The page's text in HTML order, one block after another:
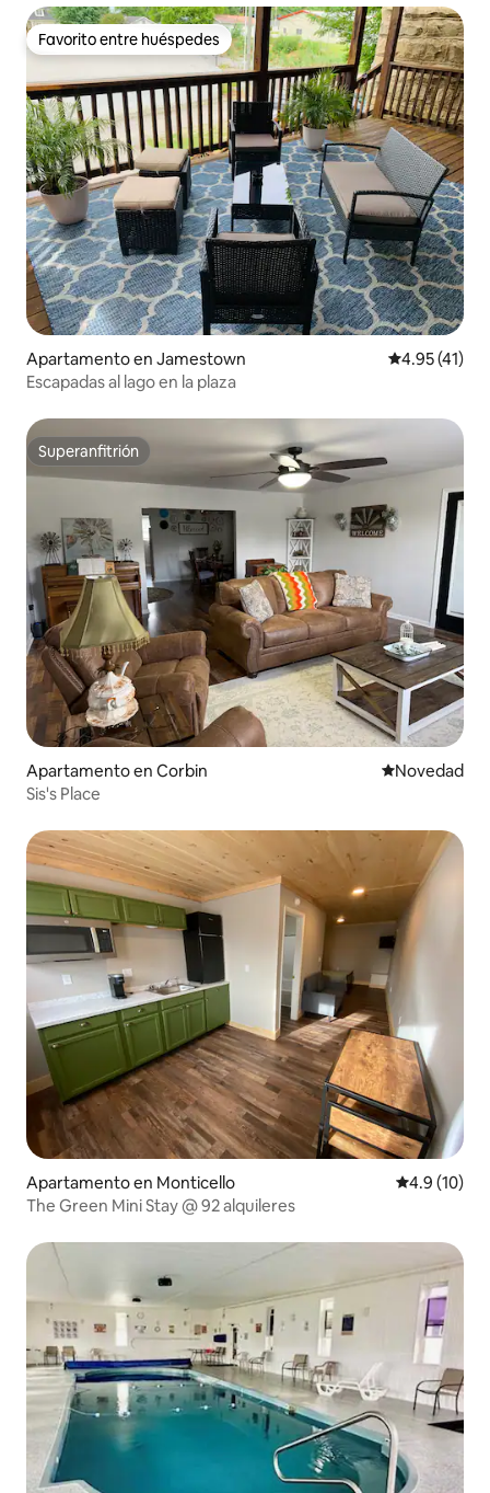
Favorito entre huéspedes
Favorito entre huéspedes
Apartamento en Jamestown Calificación
4.95 (41)
Escapadas al lago en la plaza
Superanfitrión
Superanfitrión
Apartamento en Corbin Lugar para
Novedad
Sis's Place
Apartamento en Monticello Calificación
4.9 (10)
The Green Mini Stay @ 92 alquileres